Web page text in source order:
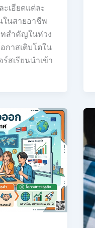
เอียดแต่ละ
ในสายอาชีพ
สำคัญในห่วง
กาสเติบโตใน
สเรียนนำเข้า